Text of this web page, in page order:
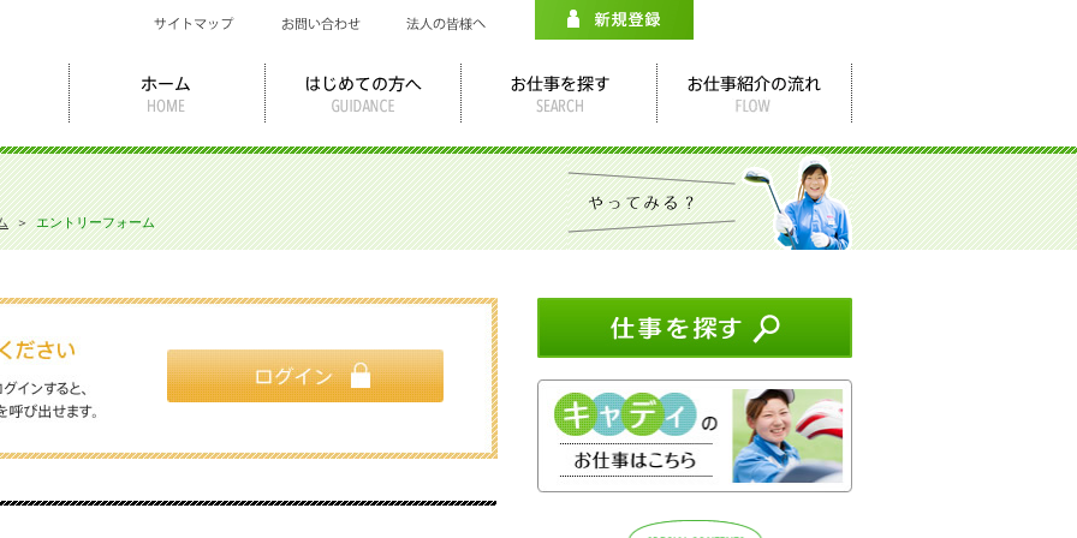
＞エントリーフォーム